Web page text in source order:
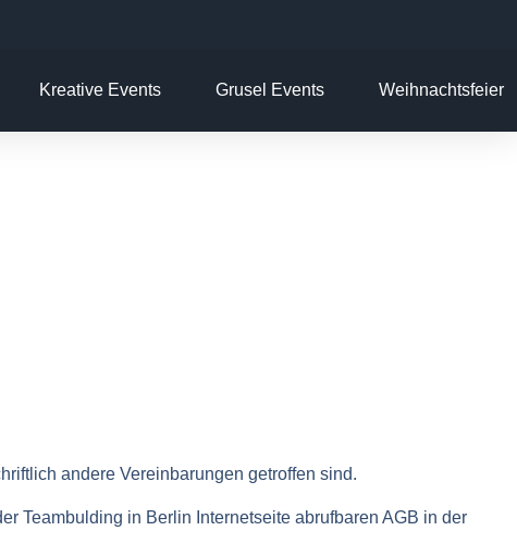
Kreative Events Grusel Events Weihnachtsfeier
andere Vereinbarungen getroffen sind.
Teambulding in Berlin Internetseite abrufbaren AGB in der